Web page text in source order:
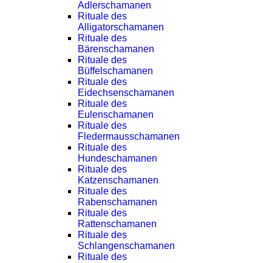
Adlerschamanen
Rituale des
Alligatorschamanen
Rituale des
Bärenschamanen
Rituale des
Büffelschamanen
Rituale des
Eidechsenschamanen
Rituale des
Eulenschamanen
Rituale des
Fledermausschamanen
Rituale des
Hundeschamanen
Rituale des
Katzenschamanen
Rituale des
Rabenschamanen
Rituale des
Rattenschamanen
Rituale des
Schlangenschamanen
Rituale des